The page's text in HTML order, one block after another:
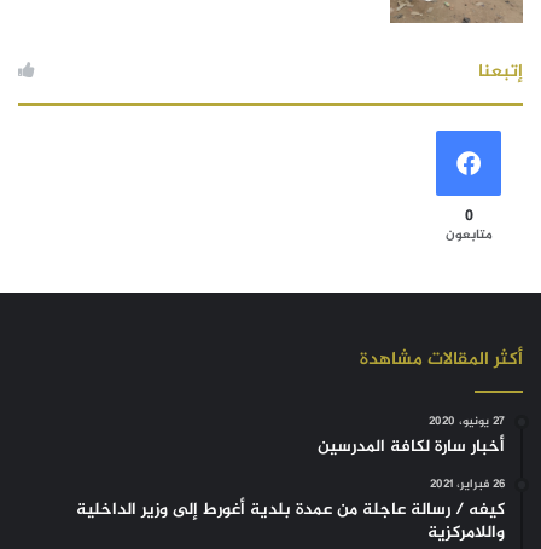
إتبعنا
0
متابعون
أكثر المقالات مشاهدة
27 يونيو، 2020
أخبار سارة لكافة المدرسين
26 فبراير، 2021
كيفه / رسالة عاجلة من عمدة بلدية أغورط إلى وزير الداخلية
واللامركزية